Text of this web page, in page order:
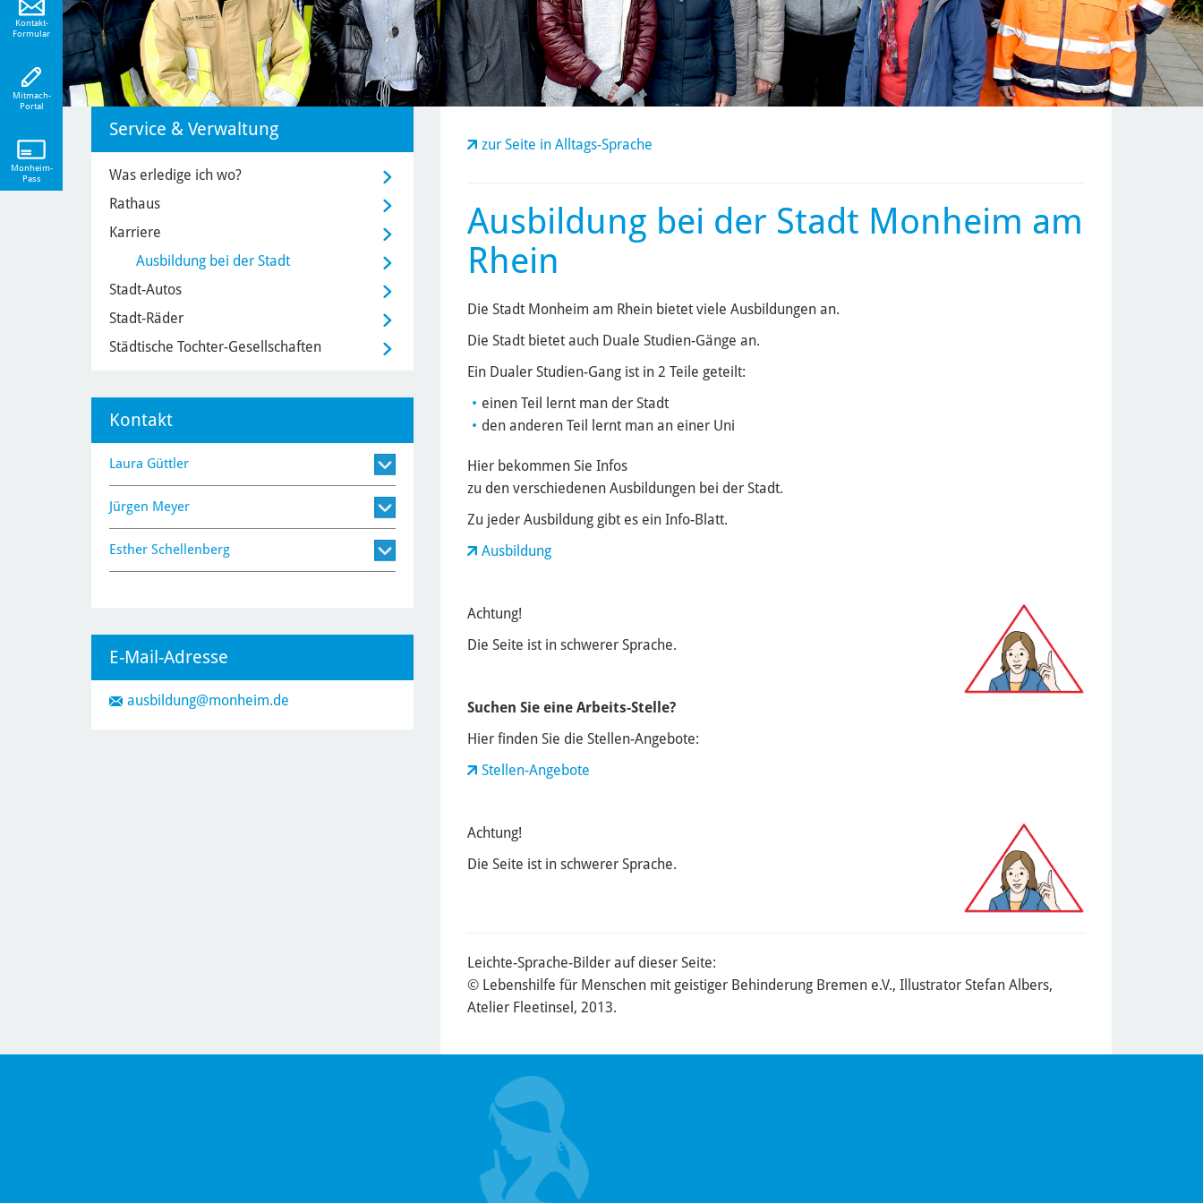
zur Seite in Alltags-Sprache
Ausbildung bei der Stadt Monheim am
Rhein
Die Stadt Monheim am Rhein bietet viele Ausbildungen an.
Die Stadt bietet auch Duale Studien-Gänge an.
Ein Dualer Studien-Gang ist in 2 Teile geteilt:
einen Teil lernt man der Stadt
den anderen Teil lernt man an einer Uni
Hier bekommen Sie Infos
zu den verschiedenen Ausbildungen bei der Stadt.
Zu jeder Ausbildung gibt es ein Info-Blatt.
Ausbildung
Achtung!
Die Seite ist in schwerer Sprache.
Suchen Sie eine Arbeits-Stelle?
Hier finden Sie die Stellen-Angebote:
Stellen-Angebote
Achtung!
Die Seite ist in schwerer Sprache.
Leichte-Sprache-Bilder auf dieser Seite:
© Lebenshilfe für Menschen mit geistiger Behinderung Bremen e.V., Illustrator Stefan Albers,
Atelier Fleetinsel, 2013.
Service & Verwaltung
Was erledige ich wo?
Rathaus
Karriere
Ausbildung bei der Stadt
Stadt-Autos
Stadt-Räder
Städtische Tochter-Gesellschaften
Kontakt
Laura Güttler
Jürgen Meyer
Esther Schellenberg
E-Mail-Adresse
ausbildung@monheim.de
Kontakt-
Formular
Mitmach-
Portal
Monheim-
Pass